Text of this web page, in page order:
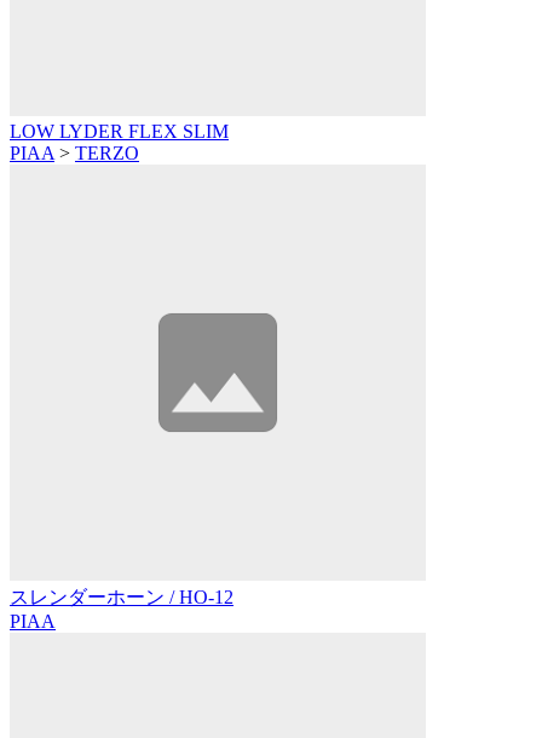
LOW LYDER FLEX SLIM
PIAA > TERZO
スレンダーホーン / HO-12
PIAA